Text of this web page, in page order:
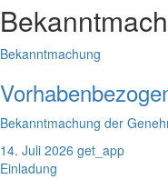
Bekanntmachung
Bekanntmachung der
14. Juli 2026 get_app
Einladung